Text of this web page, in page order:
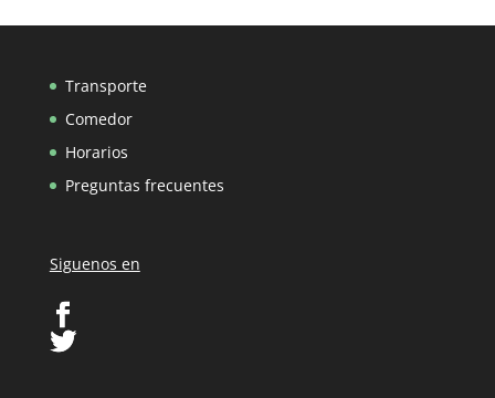
Transporte
Comedor
Horarios
Preguntas frecuentes
Siguenos en